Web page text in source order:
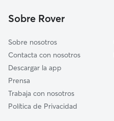
Sobre Rover
Sobre nosotros
Contacta con nosotros
Descargar la app
Prensa
Trabaja con nosotros
Política de Privacidad